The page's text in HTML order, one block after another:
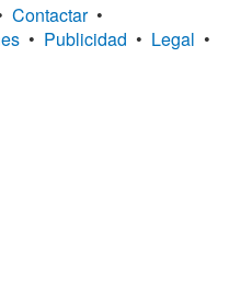
Contactar •
• Publicidad • Legal •